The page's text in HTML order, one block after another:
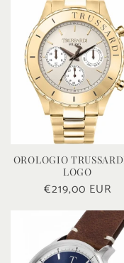
e
OROLOGIO
LOGO
Prezzo
listino
€219,00 EUR